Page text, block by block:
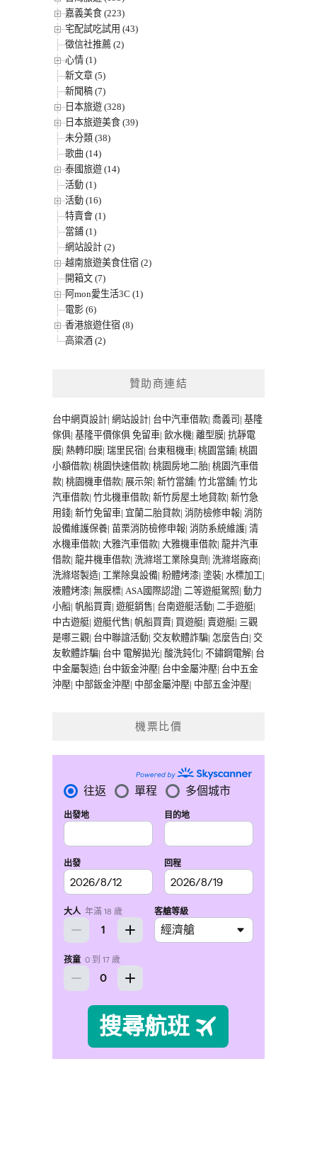
嘉義美食 (223)
宅配試吃試用 (43)
徵信社推薦 (2)
心情 (1)
新文章 (5)
新聞稿 (7)
日本旅遊 (328)
日本旅遊美食 (39)
未分類 (38)
歌曲 (14)
泰國旅遊 (14)
活動 (1)
活動 (16)
特賣會 (1)
當鋪 (1)
網站設計 (2)
越南旅遊美食住宿 (2)
開箱文 (7)
阿mon愛生活3C (1)
電影 (6)
香港旅遊住宿 (8)
高粱酒 (2)
贊助商連結
台中網頁設計| 網站設計| 台中汽車借款| 喬義司 | 基隆
傢俱| 基隆平價傢俱 免留車| 飲水機| 離型膜| 抗靜電
膜| 熱轉印膜| 瑞里民宿| 台東租機車| 桃園當鋪| 桃園
小額借款| 桃園快速借款| 桃園房地二胎| 桃園汽車借
款| 桃園機車借款| 展示架| 新竹當舖| 竹北當舖| 竹北
汽車借款| 竹北機車借款| 新竹房屋土地貸款| 新竹急
用錢| 新竹免留車| 宜蘭二胎貸款| 消防檢修申報| 消防
設備維護保養| 苗栗消防檢修申報| 消防系統維護| 清
水機車借款| 大雅汽車借款| 大雅機車借款| 龍井汽車
借款| 龍井機車借款| 洗滌塔工業除臭劑 | 洗滌塔廠商|
洗滌塔製造| 工業除臭設備| 粉體烤漆| 塗裝| 水標加工|
液體烤漆| 無膜標| ASA國際認證| 二等遊艇駕照| 動力
小船| 帆船買賣| 遊艇銷售| 台南遊艇活動| 二手遊艇|
中古遊艇| 遊艇代售| 帆船買賣| 買遊艇| 賣遊艇| 三觀
是哪三觀| 台中聯誼活動| 交友軟體詐騙| 怎麼告白| 交
友軟體詐騙| 台中 電解拋光| 酸洗鈍化| 不鏽鋼電解| 台
中金屬製造| 台中鈑金沖壓| 台中金屬沖壓| 台中五金
沖壓| 中部鈑金沖壓| 中部金屬沖壓| 中部五金沖壓|
機票比價